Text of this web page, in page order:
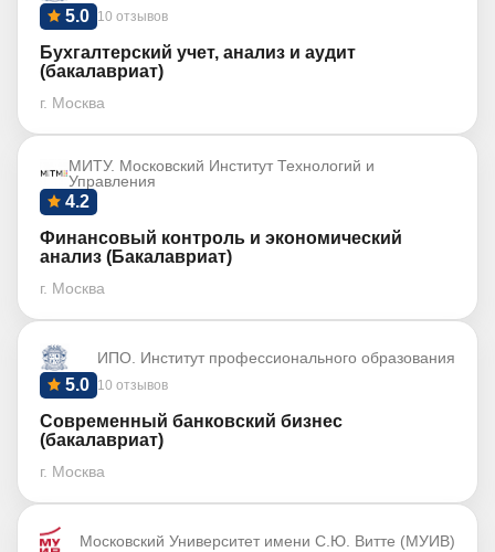
10 отзывов
5.0
Бухгалтерский учет, анализ и аудит
(бакалавриат)
г. Москва
МИТУ. Московский Институт Технологий и
Управления
4.2
Финансовый контроль и экономический
анализ (Бакалавриат)
г. Москва
ИПО. Институт профессионального образования
10 отзывов
5.0
Современный банковский бизнес
(бакалавриат)
г. Москва
Московский Университет имени С.Ю. Витте (МУИВ)